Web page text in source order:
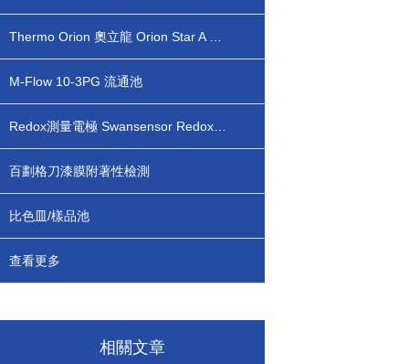
M-Flow 10-3PG 流通池
百劃格刀漆膜附著性檢測
比色皿/樣品池
查看更多
相關文章